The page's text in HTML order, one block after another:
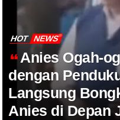
HOT NEWS
Anies Ogah-
dengan
Langsung
Anies di Depan